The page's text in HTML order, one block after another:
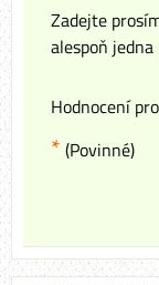
Zadejte
alespoň
Hodnocení
* (Povinné)